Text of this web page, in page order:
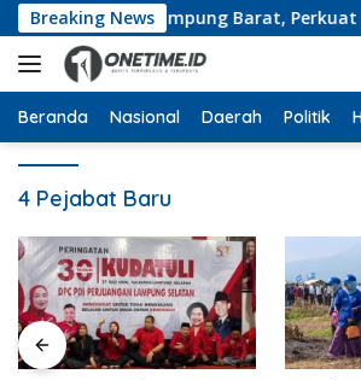
Langsung
ke
konten
Breaking News
Pemkab Lampung Barat, Perkuat
Beranda Nasional Daerah Politik
4 Pejabat Baru